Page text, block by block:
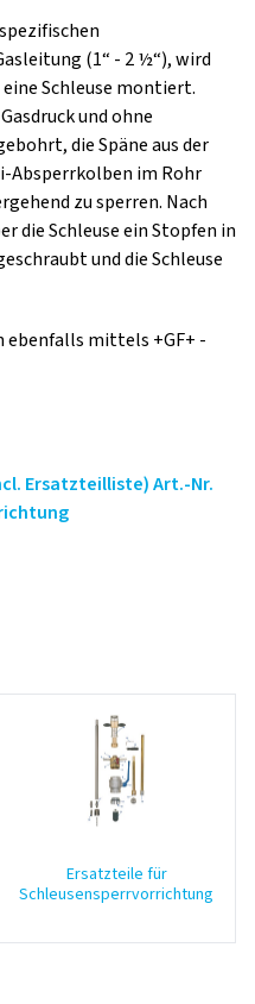
(1“ - 2 ½“), wird
Schleuse montiert.
und ohne
die Späne aus der
Absperrkolben im Rohr
zu sperren. Nach
die Schleuse ein Stopfen in
und die Schleuse
ebenfalls mittels +GF+ -
Ersatzteilliste) Art.-Nr.
Ersatzteile für
Schleusensperrvorrichtung